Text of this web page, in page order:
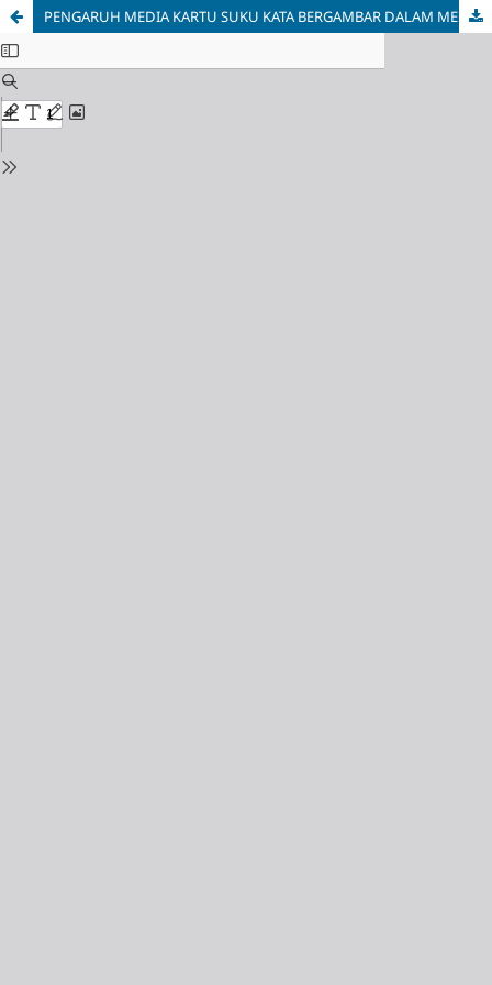
PENGARUH MEDIA KARTU SUKU KATA BERGAMBAR DALAM MENINGKATKAN KEMAMPUAN MEMBACA PERMULAAN ANAK USIA 5-6 TAHUN